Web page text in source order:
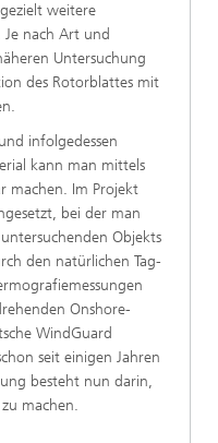
weitere
nach Art und
Untersuchung
des Rotorblattes mit
infolgedessen
kann man mittels
machen. Im Projekt
bei der man
Objekts
den natürlichen Tag-
Onshore-
WindGuard
seit einigen Jahren
besteht nun darin,
machen.